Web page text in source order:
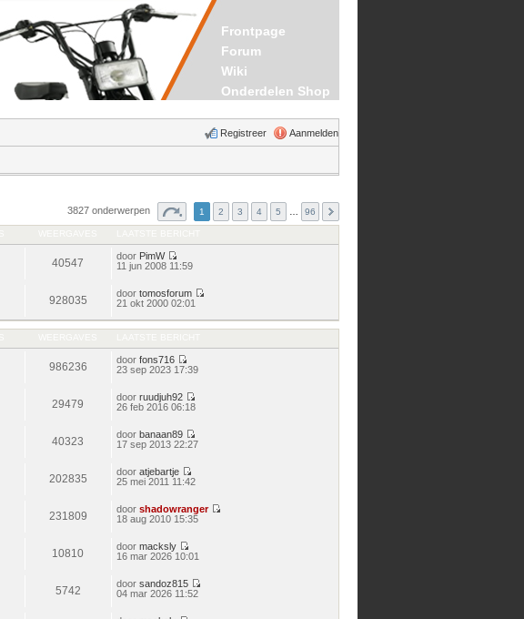
Frontpage
Forum
Wiki
Onderdelen Shop
Aanmelden
Registreer
3827 onderwerpen 1 2 3 4 5 96
40547
door PimW
Bekijk
11 jun 2008 11:59
928035
door tomosforum
bericht
21 okt 2000 02:01
986236
door fons716
Bekijk
23 sep 2023 17:39
29479
door ruudjuh92
Bekijk
26 feb 2016 06:18
40323
door banaan89
Bekijk
17 sep 2013 22:27
202835
door atjebartje
Bekijk
25 mei 2011 11:42
231809
door shadowranger
18 aug 2010 15:35
10810
door macksly
Bekijk
16 mar 2026 10:01
5742
door sandoz815
04 mar 2026 11:52